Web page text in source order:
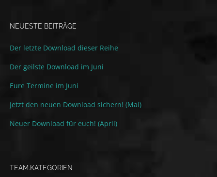
NEUESTE BEITRÄGE
Der letzte Download dieser Reihe
Der geilste Download im Juni
Eure Termine im Juni
Jetzt den neuen Download sichern! (Mai)
Neuer Download für euch! (April)
TEAM.KATEGORIEN